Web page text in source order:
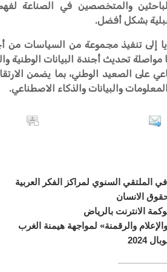
والمتخصصين في الصناعة
بشكل أفضل.
إلى تنفيذ مجموعة من السياسات
مواصلة تحديث أجندة البيانات الوطنية
على الصعيد الوطني، بما يضمن
والبيانات والذكاء الاصطناعي.
الملتقي السنوي لمراكز الفكر العربية
الانسان
الانترنت بالرياض
والرقمنة» لمواجهة هيمنة الغرب
2024